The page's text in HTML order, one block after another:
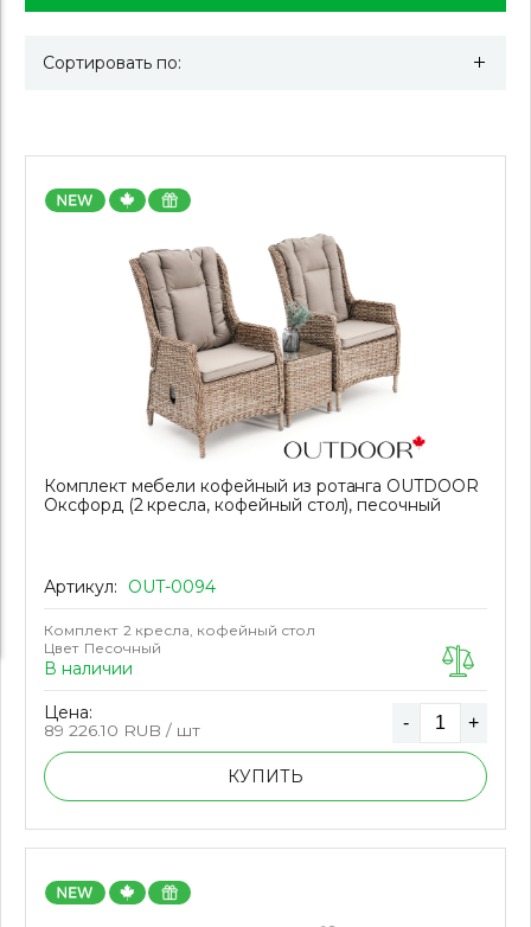
Сортировать по:
Комплект мебели кофейный из ротанга OUTDOOR
Оксфорд (2 кресла, кофейный стол), песочный
Артикул: OUT-0094
Комплект 2 кресла, кофейный стол
Цвет Песочный
В наличии
Цена:
89 226.10 RUB / шт - +
КУПИТЬ